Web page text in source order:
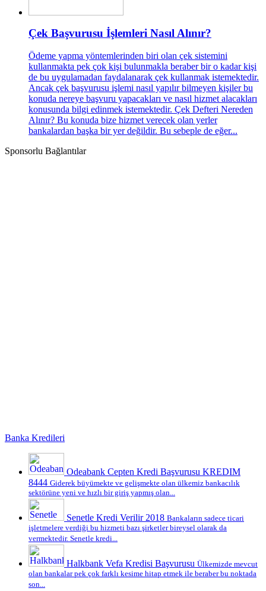
Çek Başvurusu İşlemleri Nasıl Alınır?
Ödeme yapma yöntemlerinden biri olan çek sistemini
kullanmakta pek çok kişi bulunmakla beraber bir o kadar kişi
de bu uygulamadan faydalanarak çek kullanmak istemektedir.
Ancak çek başvurusu işlemi nasıl yapılır bilmeyen kişiler bu
konuda nereye başvuru yapacakları ve nasıl hizmet alacakları
konusunda bilgi edinmek istemektedir. Çek Defteri Nereden
Alınır? Bu konuda bize hizmet verecek olan yerler
bankalardan başka bir yer değildir. Bu sebeple de eğer...
Sponsorlu Bağlantılar
Banka Kredileri
Odeabank Cepten Kredi Başvurusu KREDIM
8444 Giderek büyümekte ve gelişmekte olan ülkemiz bankacılık
sektörüne yeni ve hızlı bir giriş yapmış olan...
Senetle Kredi Verilir 2018 Bankaların sadece ticari
işletmelere verdiği bu hizmeti bazı şirketler bireysel olarak da
vermektedir. Senetle kredi...
Halkbank Vefa Kredisi Başvurusu Ülkemizde mevcut
olan bankalar pek çok farklı kesime hitap etmek ile beraber bu noktada
son...